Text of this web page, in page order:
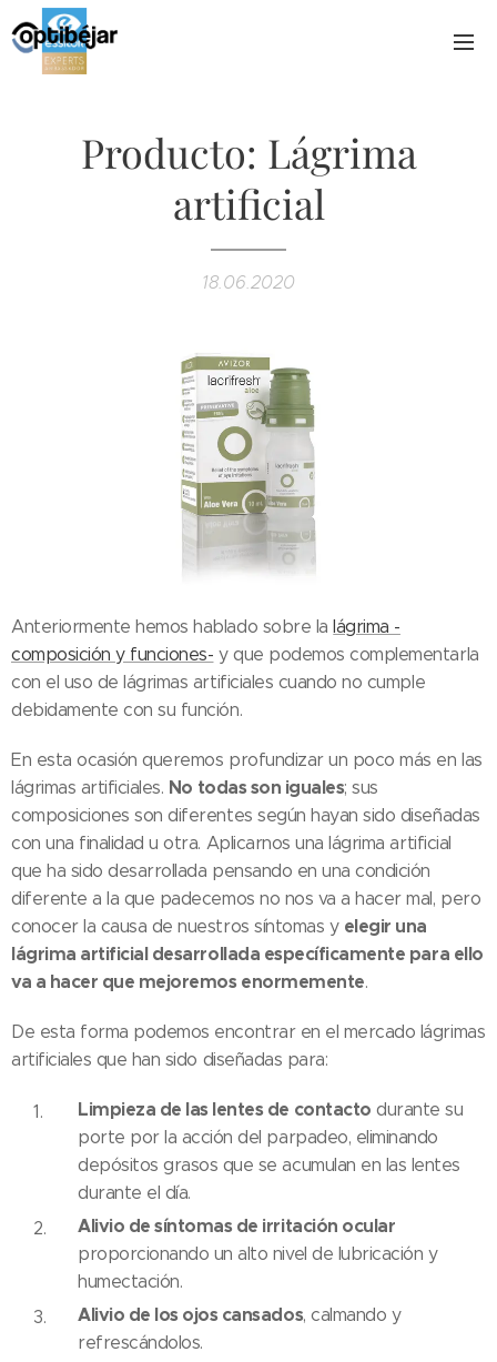
Producto: Lágrima
artificial
18.06.2020
Anteriormente hemos hablado sobre lalágrima -
composición y funciones- y que podemos complementarla
con el uso de lágrimas artificiales cuando no cumple
debidamente con su función.
En esta ocasión queremos profundizar un poco más en las
lágrimas artificiales. No todas son iguales; sus
composiciones son diferentes según hayan sido diseñadas
con una finalidad u otra. Aplicarnos una lágrima artificial
que ha sido desarrollada pensando en una condición
diferente a la que padecemos no nos va a hacer mal, pero
conocer la causa de nuestros síntomas y elegir una
lágrima artificial desarrollada específicamente para ello
va a hacer que mejoremos enormemente.
De esta forma podemos encontrar en el mercado lágrimas
artificiales que han sido diseñadas para:
Limpieza de las lentes de contacto durante su
porte por la acción del parpadeo, eliminando
depósitos grasos que se acumulan en las lentes
durante el día.
Alivio de síntomas de irritación ocular
proporcionando un alto nivel de lubricación y
humectación.
Alivio de los ojos cansados, calmando y
refrescándolos.